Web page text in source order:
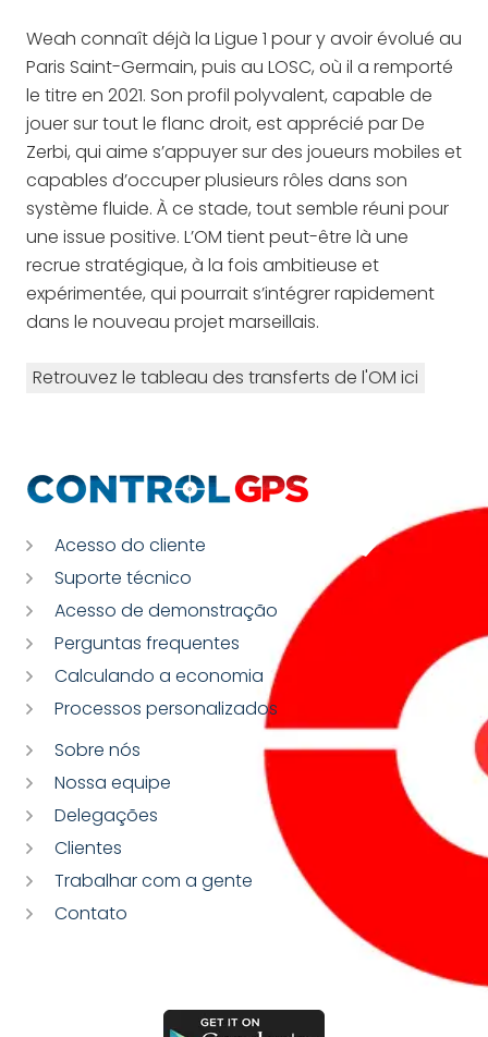
Weah connaît déjà la Ligue 1 pour y avoir évolué au
Paris Saint-Germain, puis au LOSC, où il a remporté
le titre en 2021. Son profil polyvalent, capable de
jouer sur tout le flanc droit, est apprécié par De
Zerbi, qui aime s’appuyer sur des joueurs mobiles et
capables d’occuper plusieurs rôles dans son
système fluide. À ce stade, tout semble réuni pour
une issue positive. L’OM tient peut-être là une
recrue stratégique, à la fois ambitieuse et
expérimentée, qui pourrait s’intégrer rapidement
dans le nouveau projet marseillais.
Retrouvez le tableau des transferts de l'OM ici
Acesso do cliente
Suporte técnico
Acesso de demonstração
Perguntas frequentes
Calculando a economia
Processos personalizados
Sobre nós
Nossa equipe
Delegações
Clientes
Trabalhar com a gente
Contato